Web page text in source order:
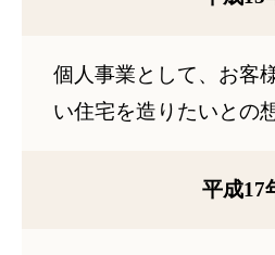
個人事業として、お客
い住宅を造りたいとの
平成17